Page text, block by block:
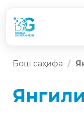
Бош саҳифа